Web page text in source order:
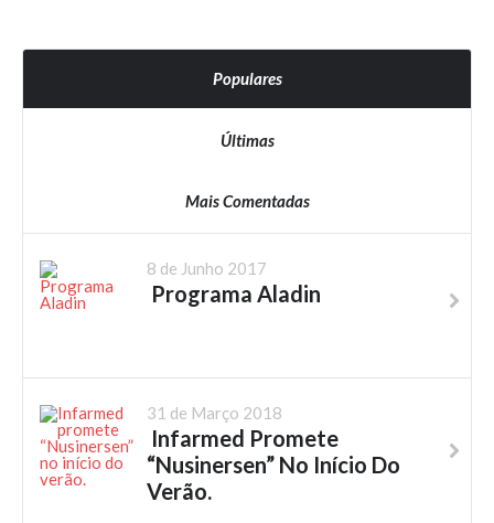
Populares
Últimas
Mais Comentadas
8 de Junho 2017
Programa Aladin
31 de Março 2018
Infarmed Promete
“Nusinersen” No Início Do
Verão.